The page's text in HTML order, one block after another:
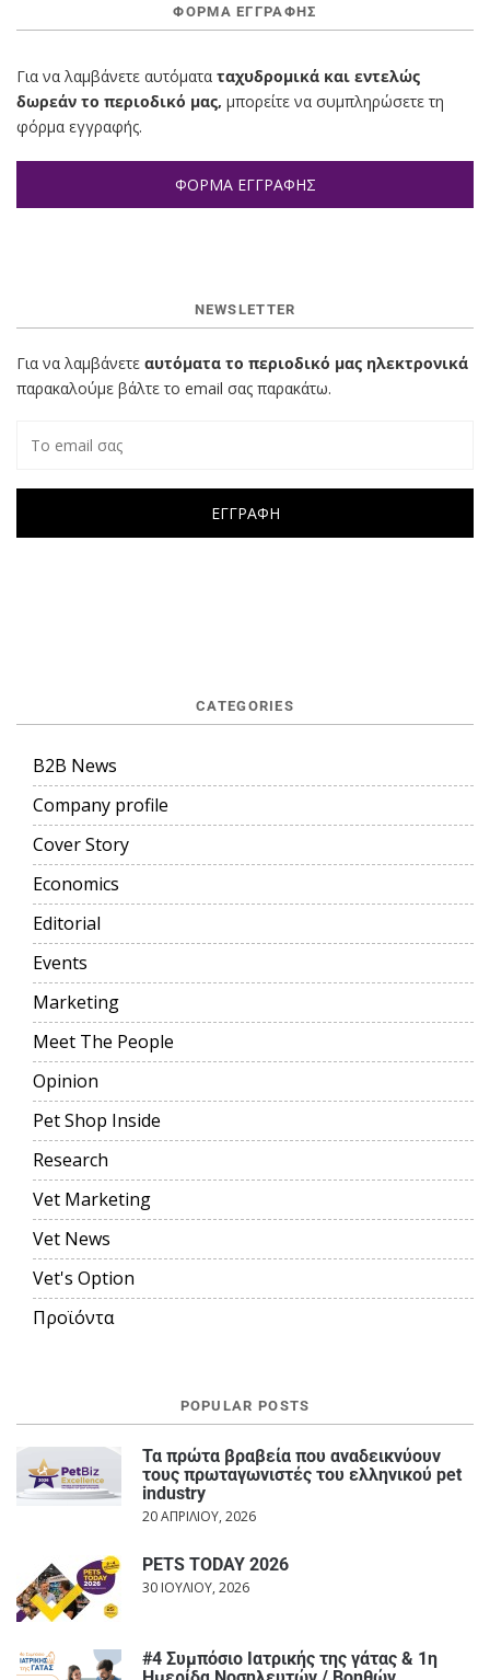
ΦΌΡΜΑ ΕΓΓΡΑΦΉΣ
Για να λαμβάνετε αυτόματα ταχυδρομικά και εντελώς
δωρεάν το περιοδικό μας, μπορείτε να συμπληρώσετε τη
φόρμα εγγραφής.
ΦΟΡΜΑ ΕΓΓΡΑΦΗΣ
NEWSLETTER
Για να λαμβάνετε αυτόματα το περιοδικό μας ηλεκτρονικά
παρακαλούμε βάλτε το email σας παρακάτω.
CATEGORIES
B2B News
Company profile
Cover Story
Economics
Editorial
Events
Marketing
Meet The People
Opinion
Pet Shop Inside
Research
Vet Marketing
Vet News
Vet's Option
Προϊόντα
POPULAR POSTS
Τα πρώτα βραβεία που αναδεικνύουν
τους πρωταγωνιστές του ελληνικού pet
industry
20 ΑΠΡΙΛΊΟΥ, 2026
PETS TODAY 2026
30 ΙΟΥΛΊΟΥ, 2026
#4 Συμπόσιο Ιατρικής της γάτας & 1η